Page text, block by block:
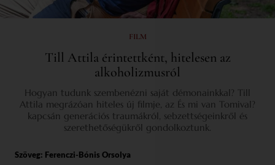
FILM
Till Attila érintettként, hitelesen az
alkoholizmusról
Hogyan tudunk szembenézni saját démonainkkal? Till
Attila megrázóan hiteles új filmje, az És mi van Tomival?
kapcsán generációs traumákról, sebzettségeinkről és
szerethetőségükről gondolkoztunk.
Szöveg: Ferenczi-Bónis Orsolya